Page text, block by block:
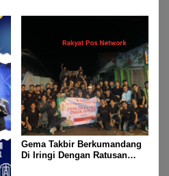
Gema Takbir Berkumandang
Di Iringi Dengan Ratusan